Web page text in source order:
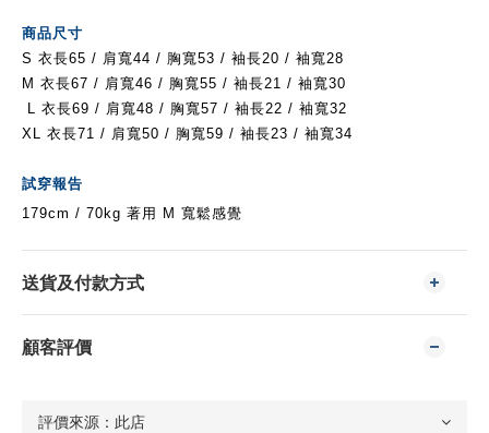
商品尺寸
S 衣長65 / 肩寬44 / 胸寬53 / 袖長20 / 袖寬28
M 衣長67 / 肩寬46 / 胸寬55 / 袖長21 / 袖寬30
L 衣長69 / 肩寬48 / 胸寬57 / 袖長22 / 袖寬32
XL 衣長71 / 肩寬50 / 胸寬59 / 袖長23 / 袖寬34
試穿報告
179cm / 70kg 著用 M 寬鬆感覺
送貨及付款方式
顧客評價